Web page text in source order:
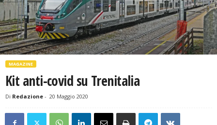
MAGAZINE
Kit anti-covid su Trenitalia
Di Redazione - 20 Maggio 2020